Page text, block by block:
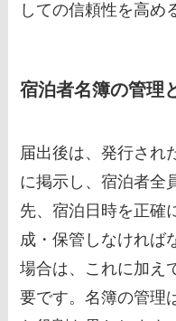
しての信頼性を高め
宿泊者名簿の管理
届出後は、発行され
に掲示し、宿泊者全
先、宿泊日時を正確
成・保管しなければ
場合は、これに加え
要です。名簿の管理